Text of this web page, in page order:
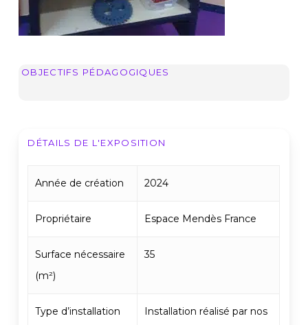
OBJECTIFS PÉDAGOGIQUES
DÉTAILS DE L'EXPOSITION
Année de création 2024
Propriétaire Espace Mendès France
Surface nécessaire
(m²)
35
Type d’installation
Installation réalisé par nos